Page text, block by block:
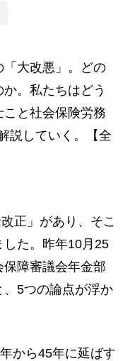
大改悪」。どの
。私たちはどう
と社会保険労務
説していく。【全
正」があり、そこ
た。昨年10月25
保障審議会年金部
5つの論点が浮か
から45年に延ばす